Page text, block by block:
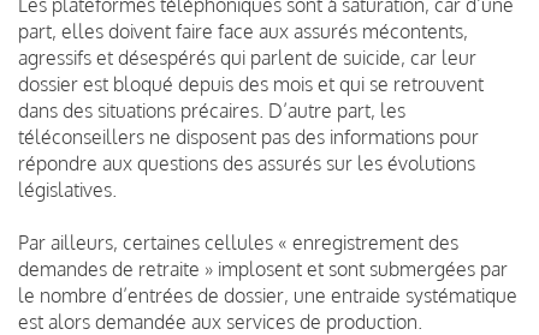
part, elles doivent faire face aux assurés mécontents,
agressifs et désespérés qui parlent de suicide, car leur
dossier est bloqué depuis des mois et qui se retrouvent
dans des situations précaires. D’autre part, les
téléconseillers ne disposent pas des informations pour
répondre aux questions des assurés sur les évolutions
législatives.
Par ailleurs, certaines cellules « enregistrement des
demandes de retraite » implosent et sont submergées par
le nombre d’entrées de dossier, une entraide systématique
est alors demandée aux services de production.